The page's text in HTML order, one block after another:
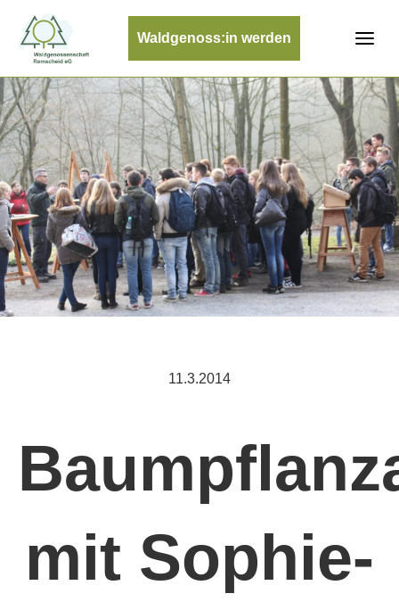
Waldgenoss:in werden
11.3.2014
mit Sophie-